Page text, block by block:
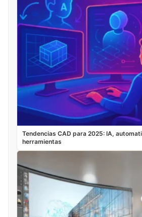
Tendencias CAD para 2025: IA,
herramientas